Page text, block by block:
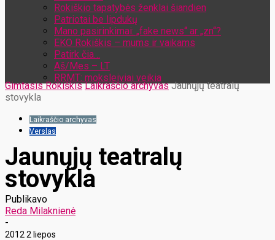
Rokiškio tapatybės ženklai šiandien
Patriotai be lipdukų
Mano pasirinkimai: „fake news“ ar „zn“?
EKO Rokiškis – mums ir vaikams
Patirk čia…
Aš/Mes – LT
RRMT: moksleiviai veikia
Gimtasis Rokiškis Laikraščio archyvas Jaunųjų teatralų
stovykla
Laikraščio archyvas
Verslas
Jaunųjų teatralų
stovykla
Publikavo
Reda Milaknienė
-
2012 2 liepos